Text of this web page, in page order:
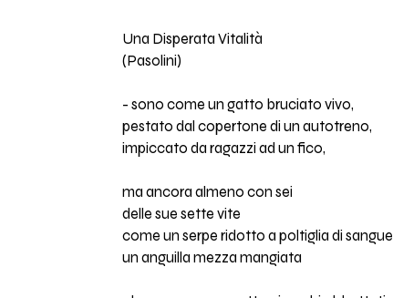
Una Disperata Vitalità
(Pasolini)
- sono come un gatto bruciato vivo,
pestato dal copertone di un autotreno,
impiccato da ragazzi ad un fico,
ma ancora almeno con sei
delle sue sette vite
come un serpe ridotto a poltiglia di sangue
un anguilla mezza mangiata